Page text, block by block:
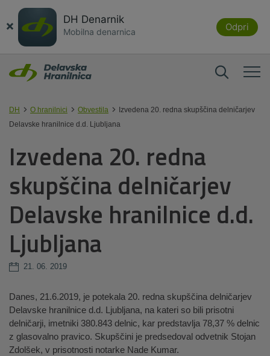
× DH Denarnik
Mobilna denarnica Odpri
DH O hranilnici Obvestila
Izvedena 20. redna skupščina delničarjev
Delavske hranilnice d.d. Ljubljana
Izvedena 20. redna
skupščina delničarjev
Delavske hranilnice d.d.
Ljubljana
21. 06. 2019
Danes, 21.6.2019, je potekala 20. redna skupščina delničarjev
Delavske hranilnice d.d. Ljubljana, na kateri so bili prisotni
delničarji, imetniki 380.843 delnic, kar predstavlja 78,37 % delnic
z glasovalno pravico. Skupščini je predsedoval odvetnik Stojan
Zdolšek, v prisotnosti notarke Nade Kumar.